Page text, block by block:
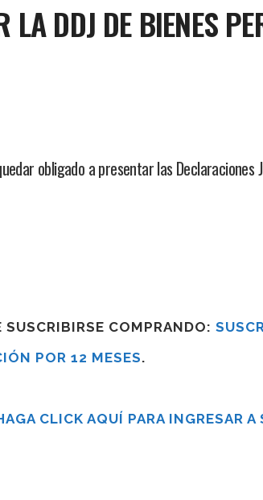
LA DDJ DE BIENES
obligado a presentar las
SUSCRIBIRSE COMPRANDO:
POR 12 MESES.
CLICK AQUÍ PARA INGRESAR A